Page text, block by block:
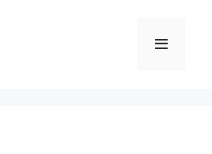
메